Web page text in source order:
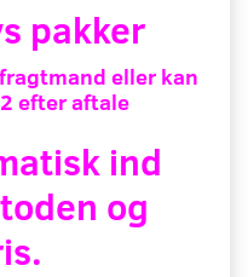
pakker
eller kan
efter aftale
ind
og